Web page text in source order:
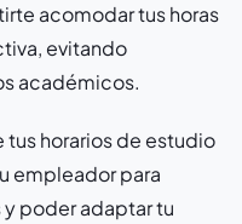
acomodar tus horas
evitando
académicos.
horarios de estudio
empleador para
poder adaptar tu